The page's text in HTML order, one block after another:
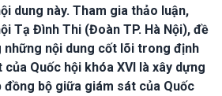
dung này. Tham gia thảo luận,
Tạ Đình Thi (Đoàn TP. Hà Nội), đề
nội dung cốt lõi trong định
Quốc hội khóa XVI là xây dựng
đồng bộ giữa giám sát của Quốc